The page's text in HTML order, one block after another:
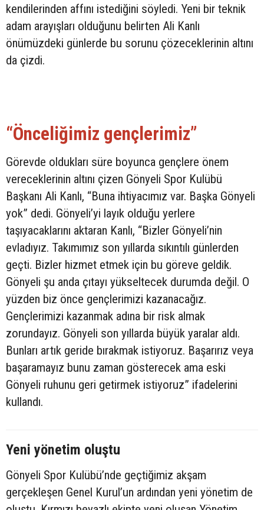
kendilerinden affını istediğini söyledi. Yeni bir teknik
adam arayışları olduğunu belirten Ali Kanlı
önümüzdeki günlerde bu sorunu çözeceklerinin altını
da çizdi.
“Önceliğimiz gençlerimiz”
Görevde oldukları süre boyunca gençlere önem
vereceklerinin altını çizen Gönyeli Spor Kulübü
Başkanı Ali Kanlı, “Buna ihtiyacımız var. Başka Gönyeli
yok” dedi. Gönyeli’yi layık olduğu yerlere
taşıyacaklarını aktaran Kanlı, “Bizler Gönyeli’nin
evladıyız. Takımımız son yıllarda sıkıntılı günlerden
geçti. Bizler hizmet etmek için bu göreve geldik.
Gönyeli şu anda çıtayı yükseltecek durumda değil. O
yüzden biz önce gençlerimizi kazanacağız.
Gençlerimizi kazanmak adına bir risk almak
zorundayız. Gönyeli son yıllarda büyük yaralar aldı.
Bunları artık geride bırakmak istiyoruz. Başarırız veya
başaramayız bunu zaman gösterecek ama eski
Gönyeli ruhunu geri getirmek istiyoruz” ifadelerini
kullandı.
Yeni yönetim oluştu
Gönyeli Spor Kulübü’nde geçtiğimiz akşam
gerçekleşen Genel Kurul’un ardından yeni yönetim de